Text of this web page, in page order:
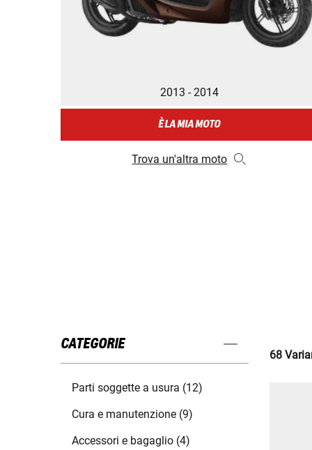
2013 - 2014
È LA MIA MOTO
Trova un'altra moto
CATEGORIE
Parti soggette a usura (12)
Cura e manutenzione (9)
Accessori e bagaglio (4)
68